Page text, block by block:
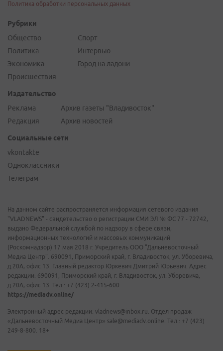
Политика обработки персональных данных
Рубрики
Общество
Политика
Экономика
Происшествия
Спорт
Интервью
Город на ладони
Издательство
Реклама
Редакция
Архив газеты "Владивосток"
Архив новостей
Социальные сети
vkontakte
Одноклассники
Телеграм
На данном сайте распространяется информация сетевого издания
"VLADNEWS" - свидетельство о регистрации СМИ ЭЛ № ФС 77 - 72742,
выдано Федеральной службой по надзору в сфере связи,
информационных технологий и массовых коммуникаций
(Роскомнадзор) 17 мая 2018 г. Учредитель ООО "Дальневосточный
Медиа Центр". 690091, Приморский край, г. Владивосток, ул. Уборевича,
д.20А, офис 13. Главный редактор Юркевич Дмитрий Юрьевич. Адрес
редакции: 690091, Приморский край, г. Владивосток, ул. Уборевича,
д.20А, офис 13. Тел.: +7 (423) 2-415-600.
https://mediadv.online/
Электронный адрес редакции: vladnews@inbox.ru. Отдел продаж
«Дальневосточный Медиа Центр» sale@mediadv.online. Тел.: +7 (423)
249-8-800. 18+